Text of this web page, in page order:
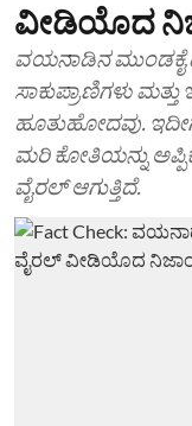
ವೀಡಿಯೊದ
ವಯನಾಡಿನ ಮುಂಡಕೈ
ಸಾಕುಪ್ರಾಣಿಗಳು
ಹೂತುಹೋದವು.
ಮರಿ ಕೋತಿಯನ್ನು
ವೈರಲ್ ಆಗುತ್ತಿದೆ.